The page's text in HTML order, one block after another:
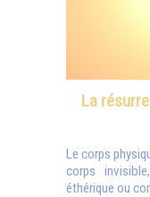
La
Le corps
corps
éthérique ou